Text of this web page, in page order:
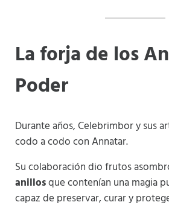
La forja de los
Poder
Durante años, Celebrimbor y sus
codo a codo con Annatar.
Su colaboración dio frutos
anillosque contenían una magia
capaz de preservar, curar y